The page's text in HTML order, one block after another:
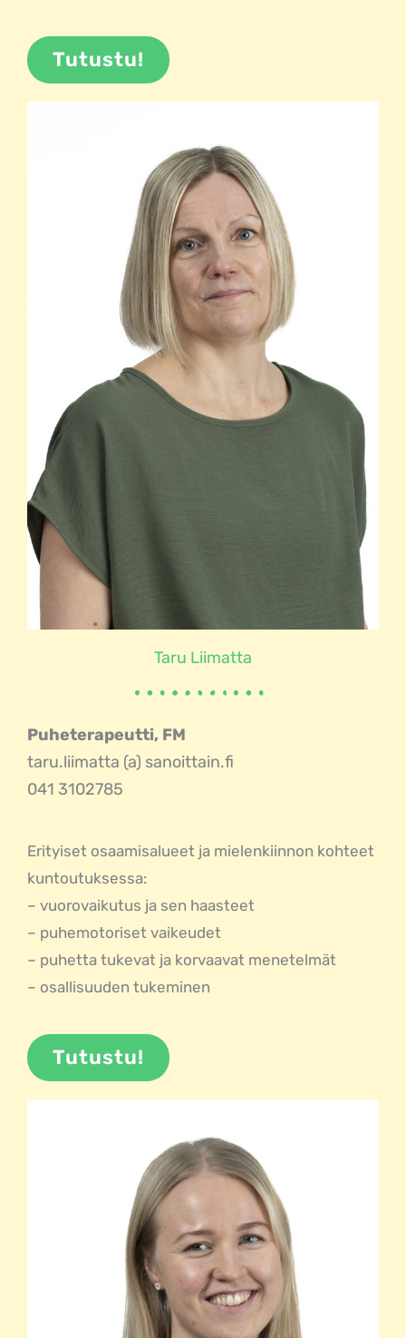
Tutustu!
Taru Liimatta
Puheterapeutti, FM
taru.liimatta (a) sanoittain.fi
041 3102785
Erityiset osaamisalueet ja mielenkiinnon kohteet
kuntoutuksessa:
– vuorovaikutus ja sen haasteet
– puhemotoriset vaikeudet
– puhetta tukevat ja korvaavat menetelmät
– osallisuuden tukeminen
Tutustu!